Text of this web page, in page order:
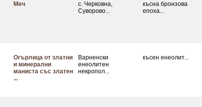
Меч
с. Черковна,
Суворово...
късна бронзова
епоха...
Огърлица от златни
и минерални
маниста със златен
...
Варненски
енеолитен
некропол...
късен енеолит...